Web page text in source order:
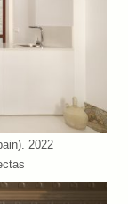
2022